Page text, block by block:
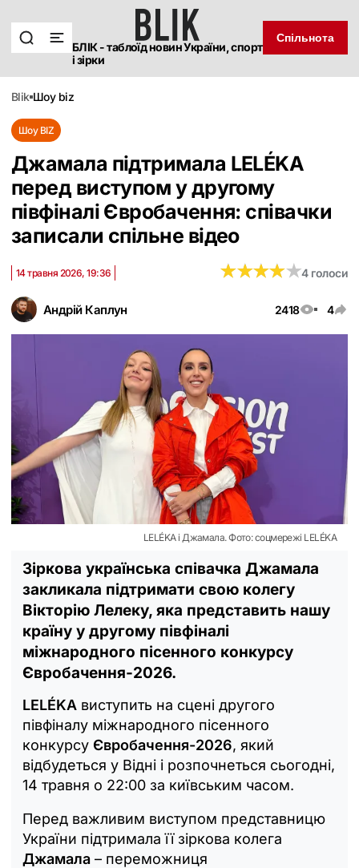
БЛІК - таблоїд новин України, спорт
і зірки
Спільнота
blik шоу biz
Шоу BIZ
Джамала підтримала LELÉKA
перед виступом у другому
півфіналі Євробачення: співачки
записали спільне відео
Андрій Каплун 2418 4
14 травня 2026, 19:36 ★★★★★
★★★★★4 голоси
LELÉKA і Джамала. Фото: соцмережі LELÉKA
Зіркова українська співачка Джамала
закликала підтримати свою колегу
Вікторію Лелеку, яка представить нашу
країну у другому півфіналі
міжнародного пісенного конкурсу
Євробачення-2026.
LELÉKA виступить на сцені другого
півфіналу міжнародного пісенного
конкурсу Євробачення-2026, який
відбудеться у Відні і розпочнеться сьогодні,
14 травня о 22:00 за київським часом.
Перед важливим виступом представницю
України підтримала її зіркова колега
Джамала – переможниця